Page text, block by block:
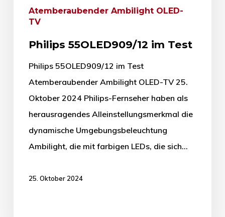
Atemberaubender Ambilight OLED-
TV
Philips 55OLED909/12 im Test
Philips 55OLED909/12 im Test
Atemberaubender Ambilight OLED-TV 25.
Oktober 2024 Philips-Fernseher haben als
herausragendes Alleinstellungsmerkmal die
dynamische Umgebungsbeleuchtung
Ambilight, die mit farbigen LEDs, die sich…
25. Oktober 2024